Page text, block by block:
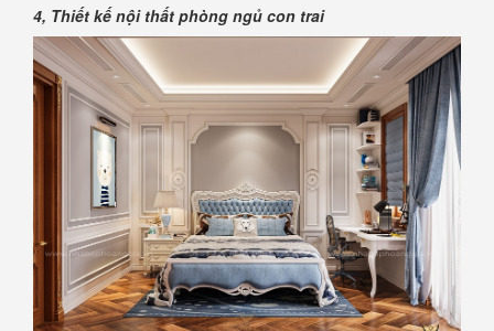
4, Thiết kế nội thất phòng ngủ con trai